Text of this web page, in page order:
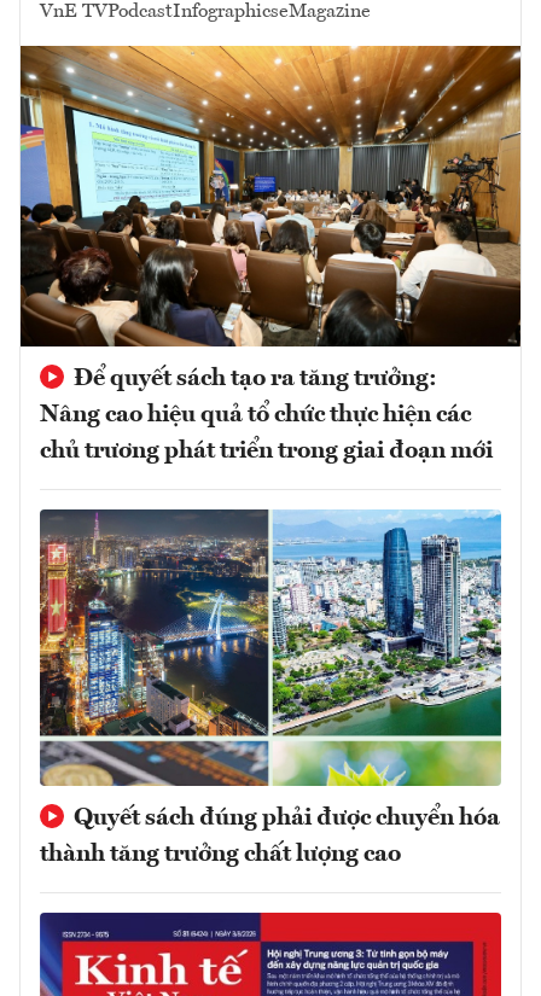
VnE TVPodcastInfographicseMagazine
Để quyết sách tạo ra tăng trưởng:
Nâng cao hiệu quả tổ chức thực hiện các
chủ trương phát triển trong giai đoạn mới
Quyết sách đúng phải được chuyển hóa
thành tăng trưởng chất lượng cao